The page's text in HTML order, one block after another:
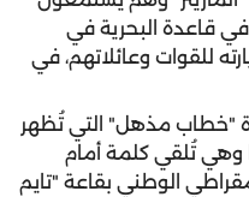
في قاعدة البحرية في
للقوات وعائلاتهم، في
"خطاب مذهل" التي تُظهر
وهي تُلقي كلمة أمام
الوطني بقاعة "تايم